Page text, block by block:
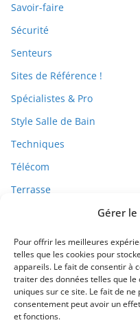
Gérer
Pour offrir les meilleures
telles que les cookies pour
appareils. Le fait de consentir à
traiter des données telles que
uniques sur ce site. Le fait de
consentement peut avoir un
et fonctions.
Savoir-faire
Sécurité
Senteurs
Sites de Référence !
Spécialistes & Pro
Style Salle de Bain
Techniques
Télécom
Terrasse